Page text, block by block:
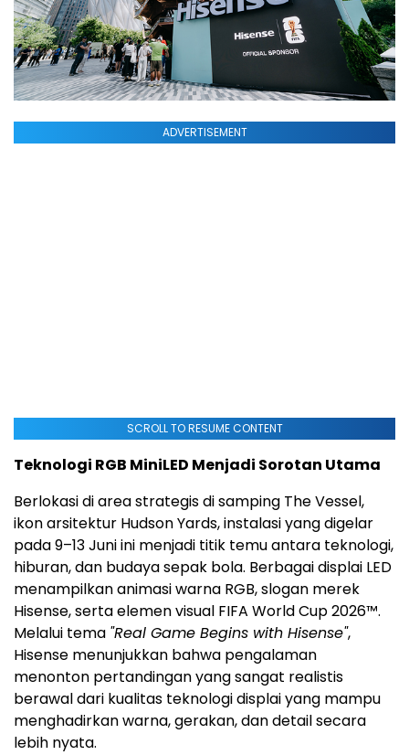
ADVERTISEMENT
SCROLL TO RESUME CONTENT
Teknologi RGB MiniLED Menjadi Sorotan Utama
Berlokasi di area strategis di samping The Vessel,
ikon arsitektur Hudson Yards, instalasi yang digelar
pada 9–13 Juni ini menjadi titik temu antara teknologi,
hiburan, dan budaya sepak bola. Berbagai displai LED
menampilkan animasi warna RGB, slogan merek
Hisense, serta elemen visual FIFA World Cup 2026™.
Melalui tema "Real Game Begins with Hisense",
Hisense menunjukkan bahwa pengalaman
menonton pertandingan yang sangat realistis
berawal dari kualitas teknologi displai yang mampu
menghadirkan warna, gerakan, dan detail secara
lebih nyata.